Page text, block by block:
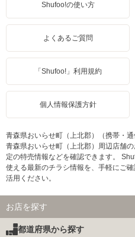
Shufoo!の使い方
よくあるご質問
「Shufoo!」利用規約
個人情報保護方針
青森県おいらせ町（上北郡）（携帯・
青森県おいらせ町（上北郡）周辺店舗
定の特売情報などを確認できます。
使える最新のチラシ情報を、手軽にご
活用ください。
お店を探す
都道府県から探す